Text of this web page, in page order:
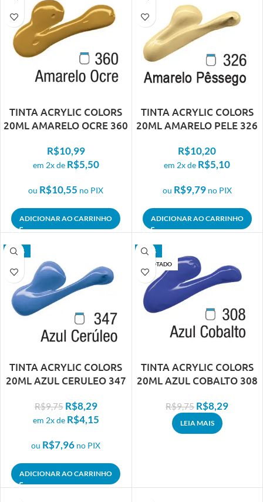
TINTA ACRYLIC COLORS
20ML AMARELO OCRE 360
R$10,99
em 2x de R$5,50
ou R$10,55 no PIX
ADICIONAR AO CARRINHO
TINTA ACRYLIC COLORS
20ML AMARELO PELE 326
R$10,20
em 2x de R$5,10
ou R$9,79 no PIX
ADICIONAR AO CARRINHO
- 15%
TINTA ACRYLIC COLORS
20ML AZUL CERULEO 347
R$9,75 R$8,29
em 2x de R$4,15
ou R$7,96 no PIX
ADICIONAR AO CARRINHO
- 15%
ESGOTADO
TINTA ACRYLIC COLORS
20ML AZUL COBALTO 308
R$9,75 R$8,29
LEIA MAIS